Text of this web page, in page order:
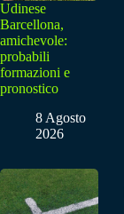
Udinese
Barcellona,
amichevole:
probabili
formazioni e
pronostico
8 Agosto
2026